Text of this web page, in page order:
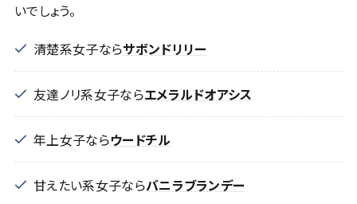
いでしょう。
清楚系女子ならサボンドリリー
友達ノリ系女子ならエメラルドオアシス
年上女子ならウードチル
甘えたい系女子ならバニラブランデー